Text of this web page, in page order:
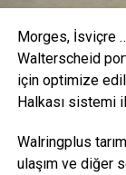
ETIKETLER:
SONRAKI KONU
Cares a lot
ÖNCEKI KONU
replaced as
Morges, İsviçre
Walterscheid
için optimize
Halkası sistemi
Walringplus
ulaşım ve diğer